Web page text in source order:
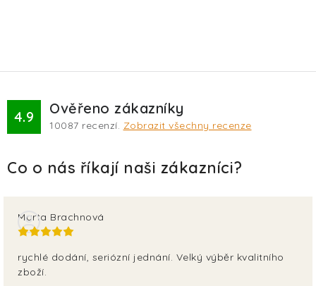
4.9 Ověřeno zákazníky
10087 recenzí. Zobrazit všechny recenze
Marta Brachnová
rychlé dodání, seriózní jednání. Velký výběr kvalitního
zboží.